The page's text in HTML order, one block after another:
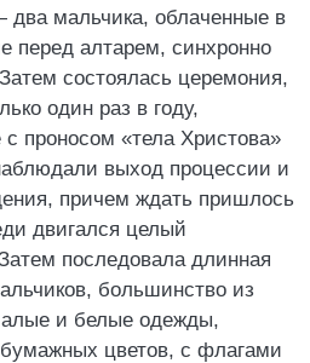
мальчика, облаченные в
перед алтарем, синхронно
состоялась церемония,
один раз в году,
проносом «тела Христова»
выход процессии и
причем ждать пришлось
двигался целый
последовала длинная
большинство из
и белые одежды,
бумажных цветов, с флагами